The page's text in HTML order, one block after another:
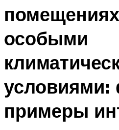
особыми
условиями:
примеры